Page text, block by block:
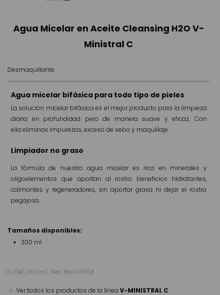
Agua Micelar en Aceite Cleansing H2O V-
Ministral C
Desmaquillante
Agua micelar bifásica para todo tipo de pieles
La solución micelar bifásica es el mejor producto para la limpieza
diaria en profundidad pero de manera suave y eficaz. Con
ella eliminas impurezas, exceso de sebo y maquillaje.
Limpiador no graso
La fórmula de nuestro agua micelar es rica en minerales y
oligoelementos que aportan al rostro beneficios hidratantes,
calmantes y regeneradores, sin aportar grasa ni dejar el rostro
pegajoso.
Tamaños disponibles:
300 ml
(3,30€ / 100ml) Ref.: 86000658
Ver todos los productos de la línea V-MINISTRAL C